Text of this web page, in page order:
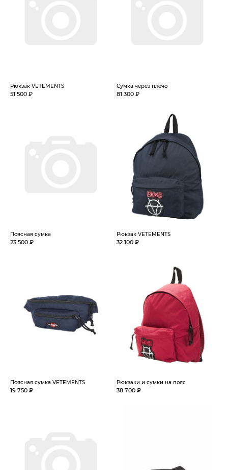
Рюкзак VETEMENTS
51 500 ₽
Сумка через плечо
81 300 ₽
Поясная сумка
23 500 ₽
Рюкзак VETEMENTS
32 100 ₽
Поясная сумка VETEMENTS
19 750 ₽
Рюкзаки и сумки на пояс
38 700 ₽